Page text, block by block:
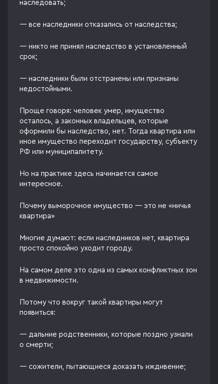
наследовать;
— все наследники отказались от наследства;
— никто не принял наследство в установленный
срок;
— наследники были отстранены или признаны
недостойными.
Проще говоря: человек умер, имущество
осталось, а законных владельцев, которые
оформили бы наследство, нет. Тогда квартира или
иное имущество переходит государству, субъекту
РФ или муниципалитету.
Но на практике здесь начинается самое
интересное.
Почему выморочное имущество — это не «ничья
квартира»
Многие думают: если наследников нет, квартира
просто спокойно уходит городу.
На самом деле это одна из самых конфликтных зон
в недвижимости.
Потому что вокруг такой квартиры могут
появиться:
— дальние родственники, которые поздно узнали
о смерти;
— сожители, пытающиеся доказать иждивение;